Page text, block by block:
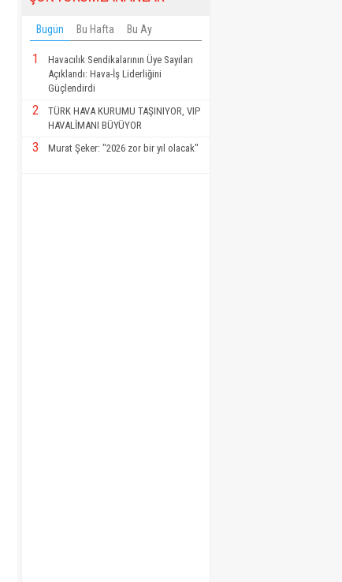
Bugün Bu Hafta Bu Ay
1
Havacılık Sendikalarının Üye Sayıları
Açıklandı: Hava-İş Liderliğini
Güçlendirdi
2
TÜRK HAVA KURUMU TAŞINIYOR, VIP
HAVALİMANI BÜYÜYOR
3 Murat Şeker: "2026 zor bir yıl olacak"